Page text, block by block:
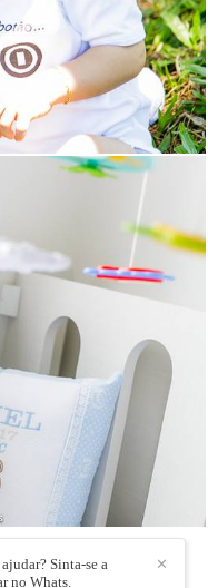
12
CONTATO
✕
Sinta-se a
no Whats.